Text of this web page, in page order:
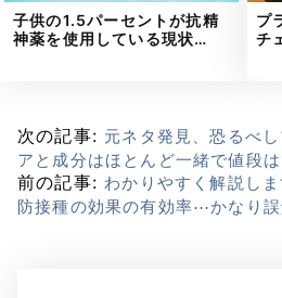
子供の1.5パーセントが抗精
神薬を使用している現状…
プ
チ
次の記事: 元ネタ発見、恐るべ
アと成分はほとんど一緒で値段
前の記事: わかりやすく解説し
防接種の効果の有効率⋯かなり